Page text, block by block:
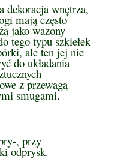
dekoracja wnętrza,
mają często
jako wazony
tego typu szkiełek
ale ten jej nie
do układania
z przewagą
smugami.
, przy
odprysk.